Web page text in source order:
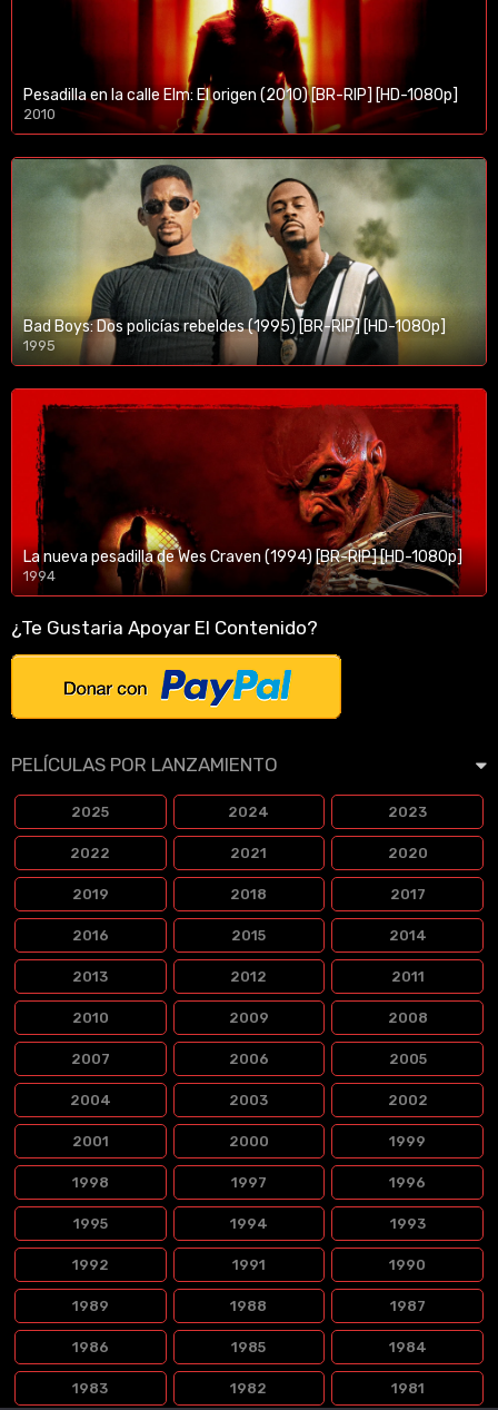
Pesadilla en la calle Elm: El origen (2010) [BR-RIP] [HD-1080p]
2010
1080p/720p
Bad Boys: Dos policías rebeldes (1995) [BR-RIP] [HD-1080p]
1995
1080p/720p
La nueva pesadilla de Wes Craven (1994) [BR-RIP] [HD-1080p]
1994
1080p/720p
¿Te Gustaria Apoyar El Contenido?
PELÍCULAS POR LANZAMIENTO
2025 2024 2023
2022 2021 2020
2019 2018 2017
2016 2015 2014
2013 2012 2011
2010 2009 2008
2007 2006 2005
2004 2003 2002
2001 2000 1999
1998 1997 1996
1995 1994 1993
1992 1991 1990
1989 1988 1987
1986 1985 1984
1983 1982 1981